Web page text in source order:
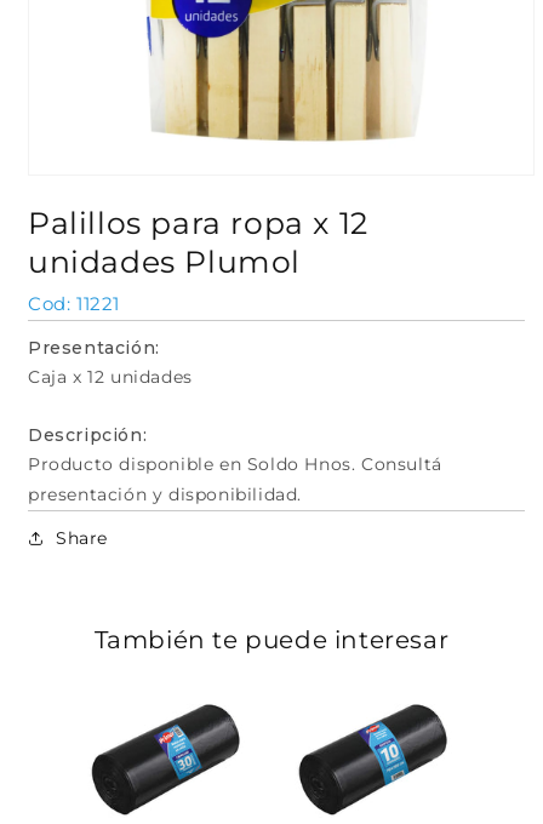
multimedia
1
en
una
modal
Palillos para ropa x 12
unidades Plumol
SKU:
11221
Presentación:
Caja x 12 unidades
Descripción:
Producto disponible en Soldo Hnos. Consultá
presentación y disponibilidad.
Share
También te puede interesar